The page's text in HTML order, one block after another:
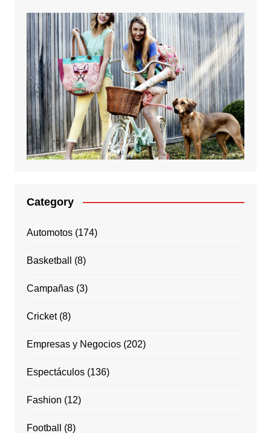
Category
Automotos(174)
Basketball (8)
Campañas(3)
Cricket(8)
Empresas y Negocios(202)
Espectáculos(136)
Fashion (12)
Football (8)